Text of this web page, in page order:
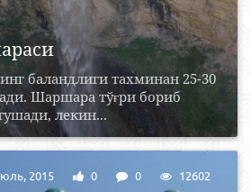
баландлиги тахминан 25-30
Шаршара тўғри бориб
лекин...
2015 0 0 12602